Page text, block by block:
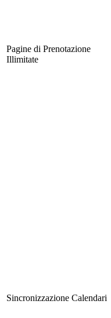
Pagine di Prenotazione
Illimitate
Sincronizzazione Calendari